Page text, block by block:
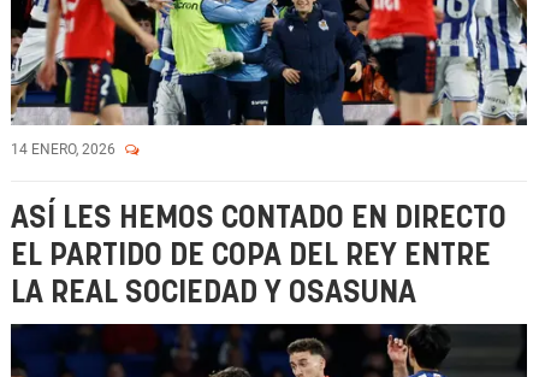
14 ENERO, 2026
ASÍ LES HEMOS CONTADO EN DIRECTO
EL PARTIDO DE COPA DEL REY ENTRE
LA REAL SOCIEDAD Y OSASUNA